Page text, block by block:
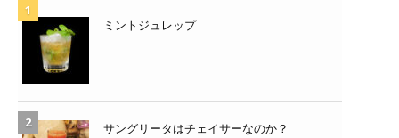
ミントジュレップ
サングリータはチェイサーなのか？